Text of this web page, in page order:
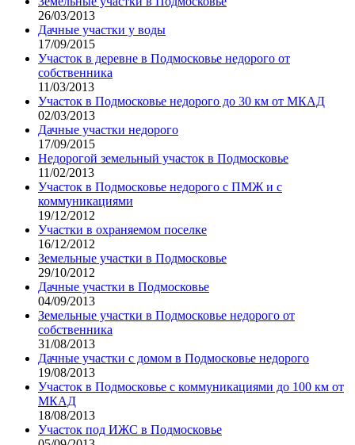
26/03/2013
Дачные участки у воды
17/09/2015
Участок в деревне в Подмосковье недорого от
собственника
11/03/2013
Участок в Подмосковье недорого до 30 км от МКАД
02/03/2013
Дачные участки недорого
17/09/2015
Недорогой земельный участок в Подмосковье
11/02/2013
Участок в Подмосковье недорого с ПМЖ и с
коммуникациями
19/12/2012
Участки в охраняемом поселке
16/12/2012
Земельные участки в Подмосковье
29/10/2012
Дачные участки в Подмосковье
04/09/2013
Земельные участки в Подмосковье недорого от
собственника
31/08/2013
Дачные участки с домом в Подмосковье недорого
19/08/2013
Участок в Подмосковье с коммуникациями до 100 км от
МКАД
18/08/2013
Участок под ИЖС в Подмосковье